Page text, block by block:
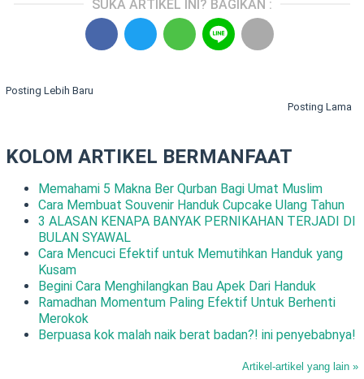
SUKA ARTIKEL INI? BAGIKAN :
Posting Lebih Baru
Posting Lama
KOLOM ARTIKEL BERMANFAAT
Memahami 5 Makna Ber Qurban Bagi Umat Muslim
Cara Membuat Souvenir Handuk Cupcake Ulang Tahun
3 ALASAN KENAPA BANYAK PERNIKAHAN TERJADI DI
BULAN SYAWAL
Cara Mencuci Efektif untuk Memutihkan Handuk yang
Kusam
Begini Cara Menghilangkan Bau Apek Dari Handuk
Ramadhan Momentum Paling Efektif Untuk Berhenti
Merokok
Berpuasa kok malah naik berat badan?! ini penyebabnya!
Artikel-artikel yang lain »